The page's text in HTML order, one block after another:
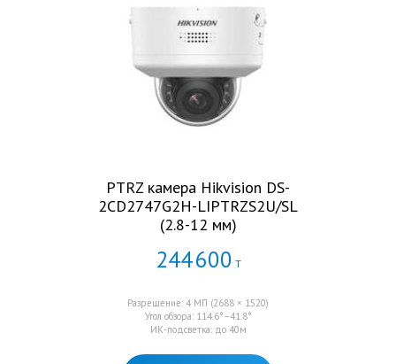
PTRZ камера Hikvision DS-
2CD2747G2H-LIPTRZS2U/SL
(2.8-12 мм)
244600 Т
Разрешение: 4 МП (2688 × 1520)
Угол обзора: 114.6°–41.8°
ИК-подсветка: до 40м